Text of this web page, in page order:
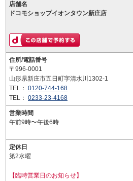
店舗名
ドコモショップイオンタウン新庄店
住所/電話番号
〒996-0001
山形県新庄市五日町字清水川1302-1
TEL： 0120-744-168
TEL： 0233-23-4168
営業時間
午前9時〜午後6時
定休日
第2水曜
【臨時営業日のお知らせ】